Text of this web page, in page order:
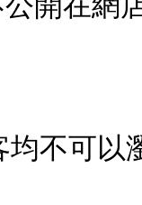
不可以